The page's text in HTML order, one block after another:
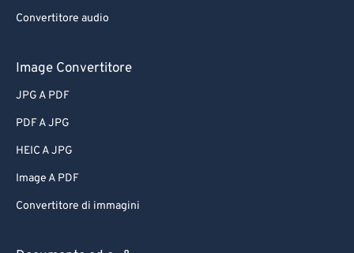
Convertitore audio
Image Convertitore
JPG A PDF
PDF A JPG
HEIC A JPG
Image A PDF
Convertitore di immagini